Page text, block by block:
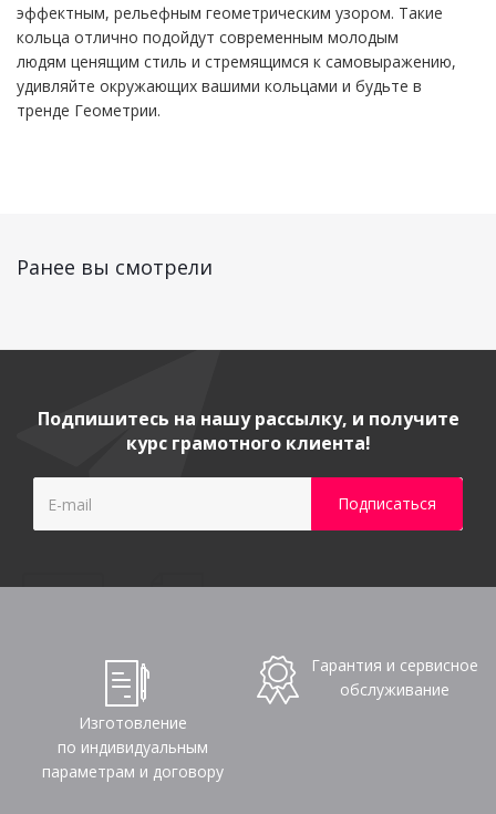
эффектным, рельефным геометрическим узором. Такие
кольца отлично подойдут современным молодым
людям ценящим стиль и стремящимся к самовыражению,
удивляйте окружающих вашими кольцами и будьте в
тренде Геометрии.
Ранее вы смотрели
Подпишитесь на нашу рассылку, и получите
курс грамотного клиента!
Изготовление
по индивидуальным
параметрам и договору
Гарантия и сервисное
обслуживание